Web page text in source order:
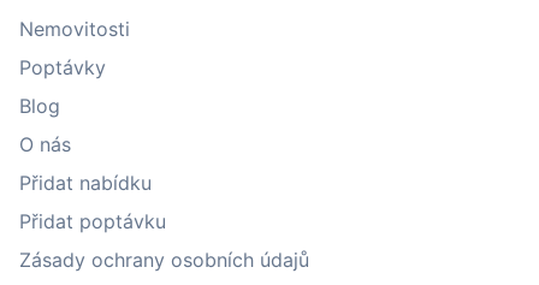
Nemovitosti
Poptávky
Blog
O nás
Přidat nabídku
Přidat poptávku
Zásady ochrany osobních údajů